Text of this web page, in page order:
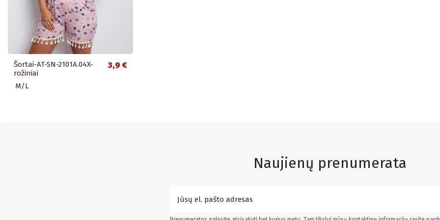
Šortai-AT-SN-2101A.04X-
rožiniai
3,9 €
M/L
Naujienų prenumerata